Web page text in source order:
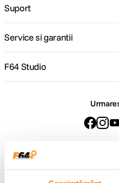
Suport
Service si garantii
F64 Studio